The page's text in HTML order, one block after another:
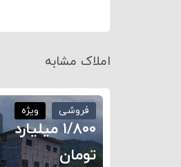
املاک مشابه
فروشی ویژه
۱/۸۰۰ میلیارد
تومان